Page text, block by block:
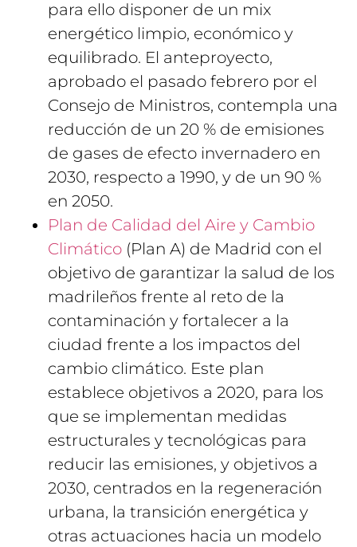
para ello disponer de un mix
energético limpio, económico y
equilibrado. El anteproyecto,
aprobado el pasado febrero por el
Consejo de Ministros, contempla una
reducción de un 20 % de emisiones
de gases de efecto invernadero en
2030, respecto a 1990, y de un 90 %
en 2050.
Plan de Calidad del Aire y Cambio
Climático (Plan A) de Madrid con el
objetivo de garantizar la salud de los
madrileños frente al reto de la
contaminación y fortalecer a la
ciudad frente a los impactos del
cambio climático. Este plan
establece objetivos a 2020, para los
que se implementan medidas
estructurales y tecnológicas para
reducir las emisiones, y objetivos a
2030, centrados en la regeneración
urbana, la transición energética y
otras actuaciones hacia un modelo